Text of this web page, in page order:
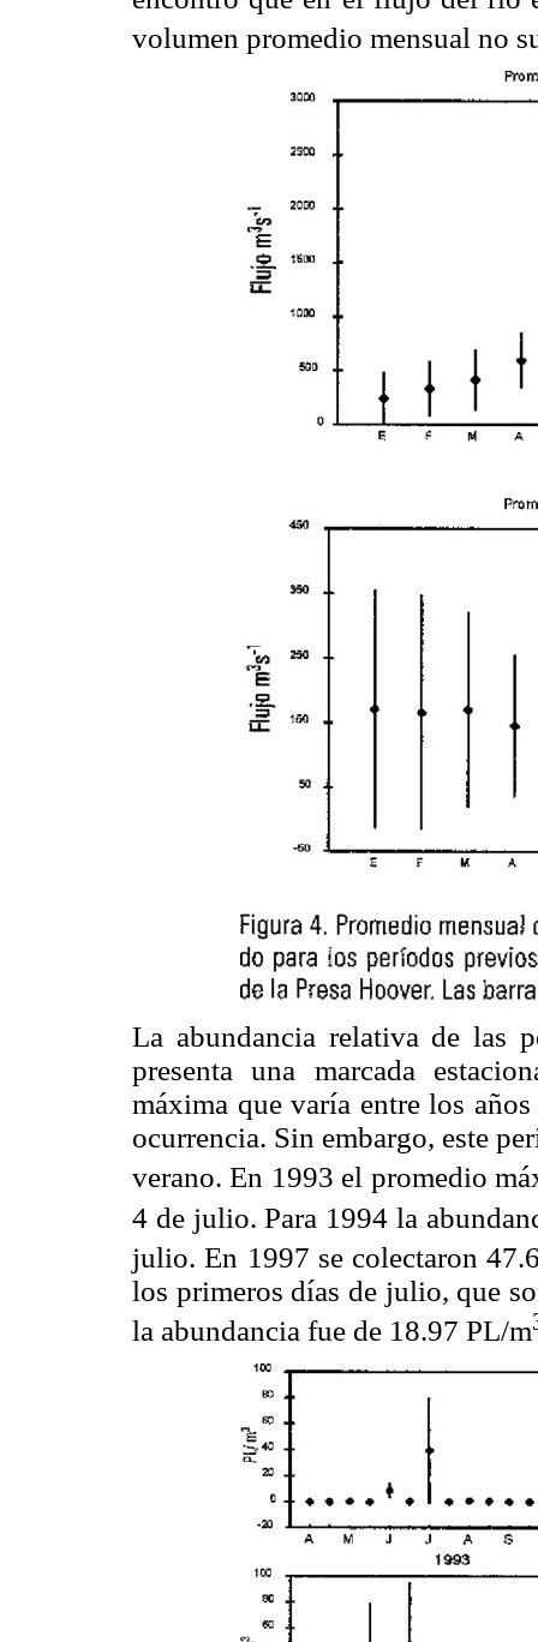
volumen promedio mensual no
La abundancia relativa de las
presenta una marcada
máxima que varía entre los
ocurrencia. Sin embargo, este
verano. En 1993 el promedio
4 de julio. Para 1994 la
julio. En 1997 se colectaron
los primeros días de julio, que
la abundancia fue de 18.97 PL/m